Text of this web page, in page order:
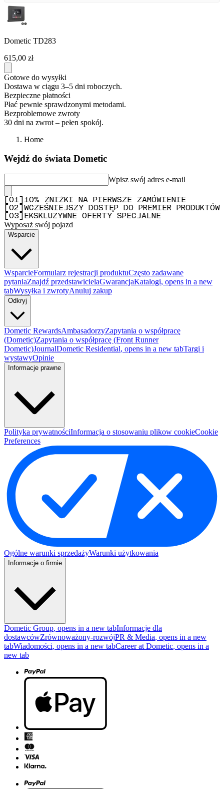
Dometic TD283
615,00 zł
Gotowe do wysyłki
Dostawa w ciągu 3–5 dni roboczych.
Bezpieczne płatności
Płać pewnie sprawdzonymi metodami.
Bezproblemowe zwroty
30 dni na zwrot – pełen spokój.
Home
Wejdź do świata Dometic
Wpisz swój adres e-mail
01
10% ZNIŻKI NA PIERWSZE ZAMÓWIENIE
02
WCZEŚNIEJSZY DOSTĘP DO PREMIER PRODUKTÓW
03 EKSKLUZYWNE OFERTY SPECJALNE
Wyposaż swój pojazd
Wsparcie
WsparcieFormularz rejestracji produktuCzęsto zadawane
pytaniaZnajdź przedstawicielaGwarancjaKatalogi, opens in a new
tabWysyłka i zwrotyAnuluj zakup
Odkryj
Dometic RewardsAmbasadorzyZapytania o współpracę
(Dometic)Zapytania o współpracę (Front Runner
Dometic)JournalDometic Residential, opens in a new tabTargi i
wystawyOpinie
Informacje prawne
Polityka prywatnościInformacja o stosowaniu plikow cookieCookie
Preferences
Ogólne warunki sprzedażyWarunki użytkowania
Informacje o firmie
Dometic Group, opens in a new tabInformacje dla
dostawcówZrównoważony-rozwójPR & Media, opens in a new
tabWiadomości, opens in a new tabCareer at Dometic, opens in a
new tab